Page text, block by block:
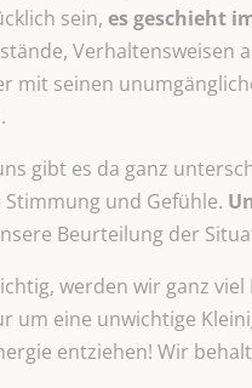
sein, es geschieht
Verhaltensweisen
mit seinen
gibt es da ganz
und Gefühle.
Beurteilung der
werden wir ganz
um eine unwichtige
entziehen! Wir